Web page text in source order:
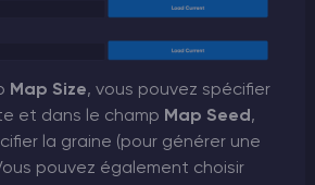
Map Size, vous pouvez spécifier
et dans le champ Map Seed ,
la graine (pour générer une
pouvez également choisir